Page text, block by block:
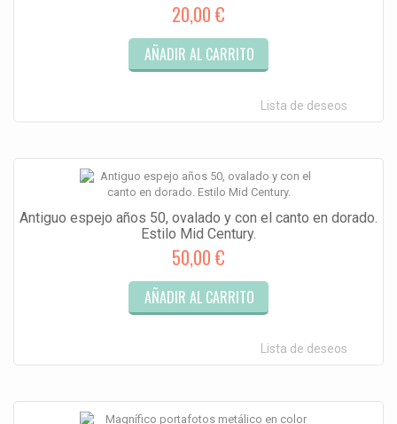
20,00 €
AÑADIR AL CARRITO
Lista de deseos
Antiguo espejo años 50, ovalado y con el canto en dorado.
Estilo Mid Century.
50,00 €
AÑADIR AL CARRITO
Lista de deseos